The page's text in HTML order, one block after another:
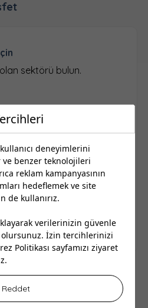
deneyimlerini
benzer teknolojileri
reklam kampanyasının
hedeflemek ve site
de kullanırız.
verilerinizin güvenle
İzin tercihlerinizi
Politikası sayfamızı ziyaret
Reddet
olan sektörü bulun.
işletmelere ulaşın.